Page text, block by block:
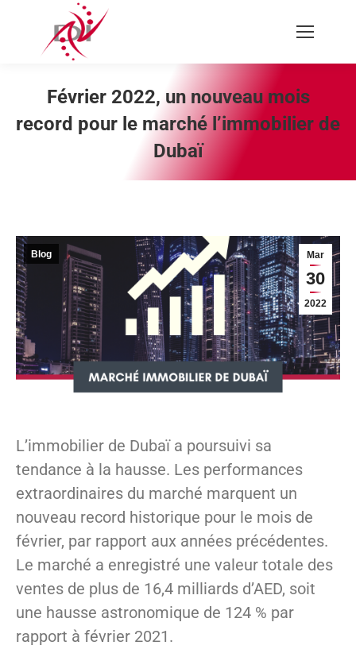
Recherche
:
Février 2022, un nouveau mois
record pour le marché l’immobilier de
Dubaï
Vous êtes ici :
Mar
30
2022
Blog
L’immobilier de Dubaï a poursuivi sa
tendance à la hausse. Les performances
extraordinaires du marché marquent un
nouveau record historique pour le mois de
février, par rapport aux années précédentes.
Le marché a enregistré une valeur totale des
ventes de plus de 16,4 milliards d’AED, soit
une hausse astronomique de 124 % par
rapport à février 2021.